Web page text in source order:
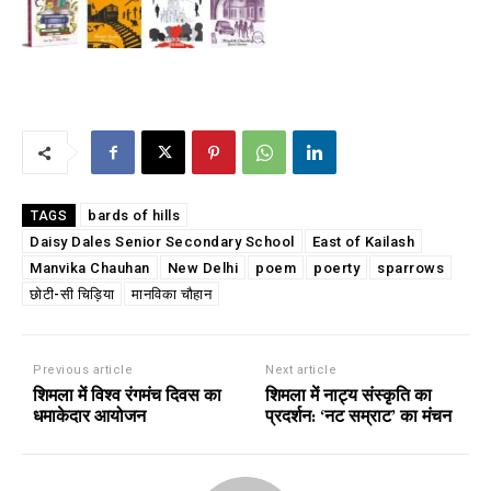
TAGS
bards of hills
Daisy Dales Senior Secondary School
East of Kailash
Manvika Chauhan
New Delhi poem poerty
sparrows
छोटी-सी चिड़िया
मानविका चौहान
Previous article
शिमला में विश्व रंगमंच दिवस का
धमाकेदार आयोजन
Next article
शिमला में नाट्य संस्कृति का
प्रदर्शन: ‘नट सम्राट’ का मंचन